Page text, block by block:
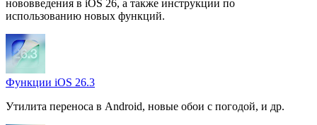
нововведения в iOS 26, а также инструкции по
использованию новых функций.
Функции iOS 26.3
Утилита переноса в Android, новые обои с погодой, и др.